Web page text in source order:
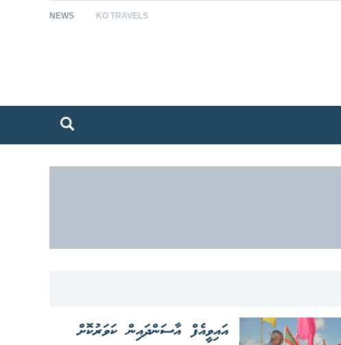
NEWS KO TRAVELS
އައިވީއެފް އާސަންދައިން ކަވަރުކޮށް